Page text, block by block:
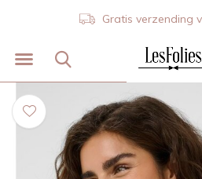
Gratis verzending